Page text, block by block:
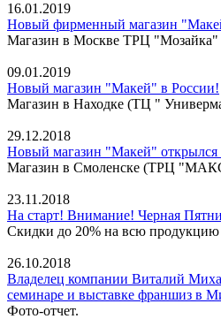
16.01.2019
Новый фирменный магазин
Магазин в Москве ТРЦ "Мозайка"
09.01.2019
Новый магазин "Макей" в России!
Магазин в Находке (ТЦ "
29.12.2018
Новый магазин "Макей" открылся
Магазин в Смоленске (ТРЦ
23.11.2018
На старт! Внимание! Черная
Скидки до 20% на всю
26.10.2018
Владелец компании Виталий
семинаре и выставке франшиз в
Фото-отчет.